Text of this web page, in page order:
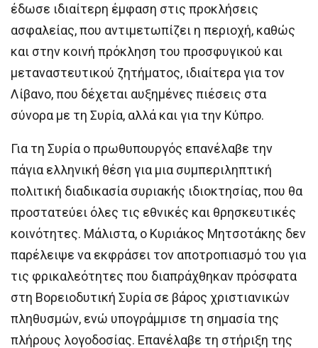
έδωσε ιδιαίτερη έμφαση στις προκλήσεις
ασφαλείας, που αντιμετωπίζει η περιοχή, καθώς
και στην κοινή πρόκληση του προσφυγικού και
μεταναστευτικού ζητήματος, ιδιαίτερα για τον
Λίβανο, που δέχεται αυξημένες πιέσεις στα
σύνορα με τη Συρία, αλλά και για την Κύπρο.
Για τη Συρία ο πρωθυπουργός επανέλαβε την
πάγια ελληνική θέση για μια συμπεριληπτική
πολιτική διαδικασία συριακής ιδιοκτησίας, που θα
προστατεύει όλες τις εθνικές και θρησκευτικές
κοινότητες. Μάλιστα, ο Κυριάκος Μητσοτάκης δεν
παρέλειψε να εκφράσει τον αποτροπιασμό του για
τις φρικαλεότητες που διαπράχθηκαν πρόσφατα
στη Βορειοδυτική Συρία σε βάρος χριστιανικών
πληθυσμών, ενώ υπογράμμισε τη σημασία της
πλήρους λογοδοσίας. Επανέλαβε τη στήριξη της